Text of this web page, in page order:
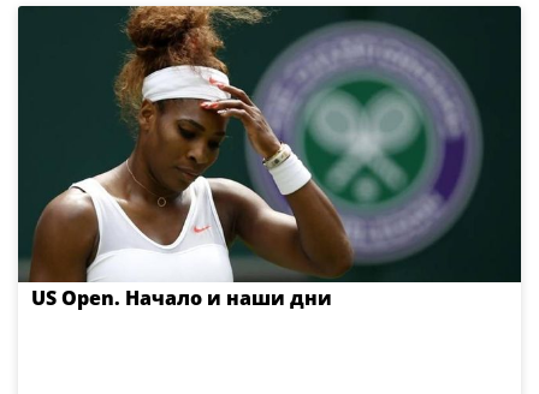
US Open. Начало и наши дни